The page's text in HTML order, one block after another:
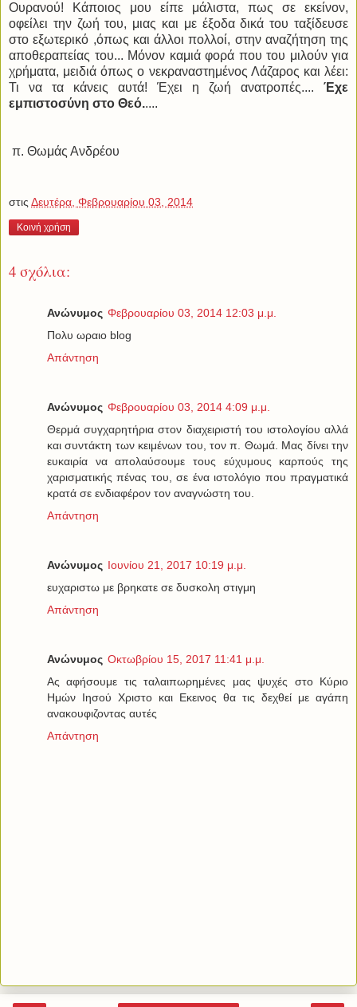
Ουρανού! Κάποιος μου είπε μάλιστα, πως σε εκείνον,
οφείλει την ζωή του, μιας και με έξοδα δικά του ταξίδευσε
στο εξωτερικό ,όπως και άλλοι πολλοί, στην αναζήτηση της
αποθεραπείας του... Μόνον καμιά φορά που του μιλούν για
χρήματα, μειδιά όπως ο νεκραναστημένος Λάζαρος και λέει:
Τι να τα κάνεις αυτά! Έχει η ζωή ανατροπές.... Έχε
εμπιστοσύνη στο Θεό.....
π. Θωμάς Ανδρέου
στις Δευτέρα, Φεβρουαρίου 03, 2014
Κοινή χρήση
4 σχόλια:
Ανώνυμος Φεβρουαρίου 03, 2014 12:03 μ.μ.
Πολυ ωραιο blog
Απάντηση
Ανώνυμος Φεβρουαρίου 03, 2014 4:09 μ.μ.
Θερμά συγχαρητήρια στον διαχειριστή του ιστολογίου αλλά
και συντάκτη των κειμένων του, τον π. Θωμά. Μας δίνει την
ευκαιρία να απολαύσουμε τους εύχυμους καρπούς της
χαρισματικής πένας του, σε ένα ιστολόγιο που πραγματικά
κρατά σε ενδιαφέρον τον αναγνώστη του.
Απάντηση
Ανώνυμος Ιουνίου 21, 2017 10:19 μ.μ.
ευχαριστω με βρηκατε σε δυσκολη στιγμη
Απάντηση
Ανώνυμος Οκτωβρίου 15, 2017 11:41 μ.μ.
Ας αφήσουμε τις ταλαιπωρημένες μας ψυχές στο Κύριο
Ημών Ιησού Χριστο και Εκεινος θα τις δεχθεί με αγάπη
ανακουφιζοντας αυτές
Απάντηση